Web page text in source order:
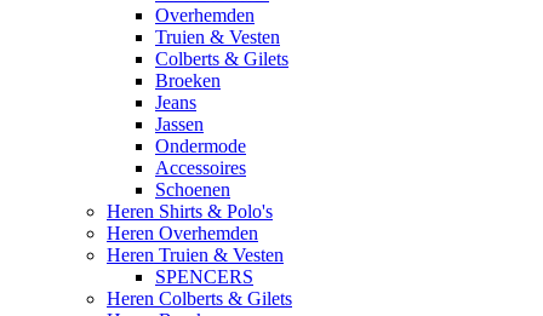
Overhemden
Truien & Vesten
Colberts & Gilets
Broeken
Jeans
Jassen
Ondermode
Accessoires
Schoenen
Heren Shirts & Polo's
Heren Overhemden
Heren Truien & Vesten
SPENCERS
Heren Colberts & Gilets